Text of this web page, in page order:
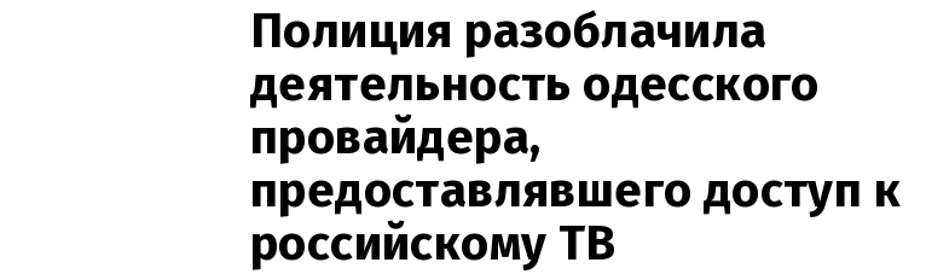
Полиция разоблачила
деятельность одесского
провайдера,
предоставлявшего доступ к
российскому ТВ